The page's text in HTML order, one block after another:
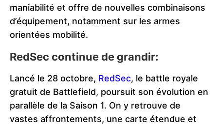
maniabilité et offre de nouvelles combinaisons
d’équipement, notamment sur les armes
orientées mobilité.
RedSec continue de grandir:
Lancé le 28 octobre, RedSec, le battle royale
gratuit de Battlefield, poursuit son évolution en
parallèle de la Saison 1. On y retrouve de
vastes affrontements, une carte étendue et